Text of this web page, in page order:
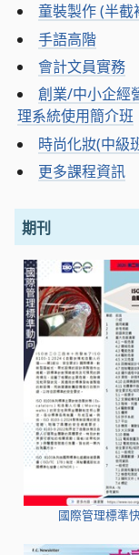
童裝製作 (半截
手語高階
會計文員實務
創業/中小企經
理系統使用簡介班
時尚化妝(中級
更多課程資訊
期刊
國際管理標準